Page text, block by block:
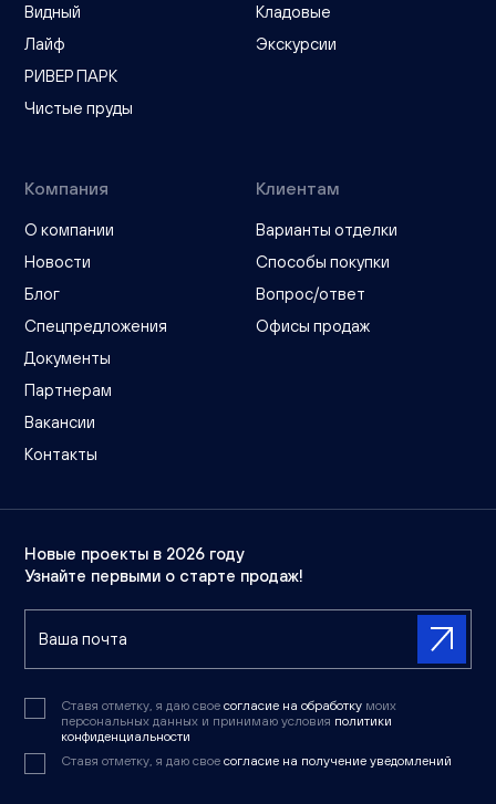
Видный
Лайф
РИВЕР ПАРК
Чистые пруды
Кладовые
Экскурсии
Компания
О компании
Новости
Блог
Спецпредложения
Документы
Партнерам
Вакансии
Контакты
Клиентам
Варианты отделки
Способы покупки
Вопрос/ответ
Офисы продаж
Новые проекты в 2026 году
Узнайте первыми о старте продаж!
Ставя отметку, я даю свое согласие на обработку моих
персональных данных и принимаю условия политики
конфиденциальности
Ставя отметку, я даю свое согласие на получение уведомлений